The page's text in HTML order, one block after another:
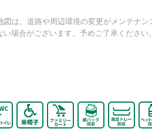
は、道路や周辺環境の変更がメンテナン
場合がございます。予めご了承ください。